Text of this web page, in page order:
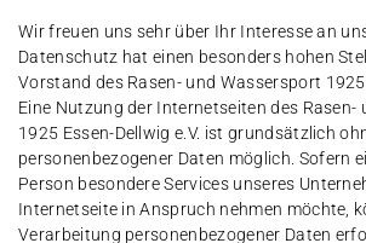
Wir freuen uns sehr über Ihr Interesse an
Datenschutz hat einen besonders hohen
Vorstand des Rasen- und Wassersport 1925
Eine Nutzung der Internetseiten des Rasen-
1925 Essen-Dellwig e.V. ist grundsätzlich
personenbezogener Daten möglich. Sofern
Person besondere Services unseres
Internetseite in Anspruch nehmen möchte,
Verarbeitung personenbezogener Daten